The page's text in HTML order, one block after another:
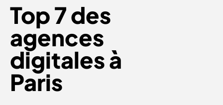
Top 7 des
agences
digitales à
Paris